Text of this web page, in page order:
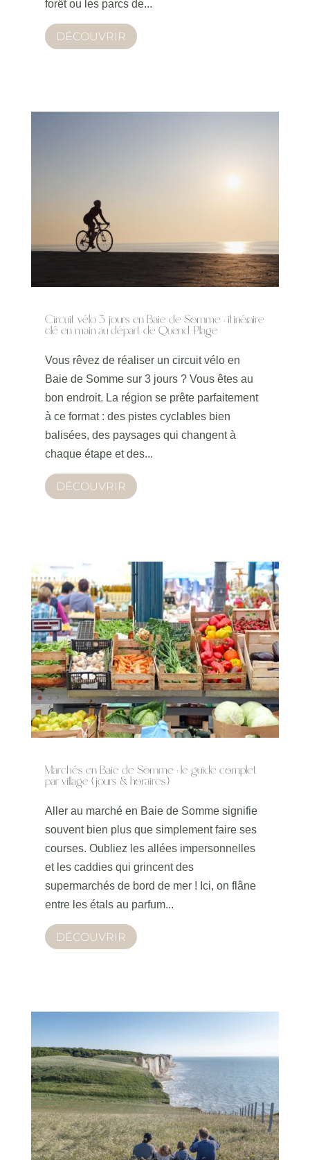
forêt ou les parcs de...
DÉCOUVRIR
Circuit vélo 3 jours en Baie de Somme : itinéraire
clé en main au départ de Quend-Plage
Vous rêvez de réaliser un circuit vélo en
Baie de Somme sur 3 jours ? Vous êtes au
bon endroit. La région se prête parfaitement
à ce format : des pistes cyclables bien
balisées, des paysages qui changent à
chaque étape et des...
DÉCOUVRIR
Marchés en Baie de Somme : le guide complet
par village (jours & horaires)
Aller au marché en Baie de Somme signifie
souvent bien plus que simplement faire ses
courses. Oubliez les allées impersonnelles
et les caddies qui grincent des
supermarchés de bord de mer ! Ici, on flâne
entre les étals au parfum...
DÉCOUVRIR